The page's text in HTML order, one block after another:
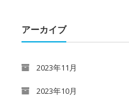
アーカイブ
2023年11月
2023年10月